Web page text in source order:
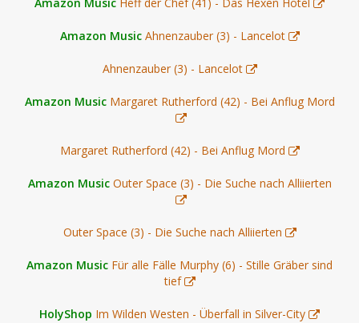
Amazon Music Ahnenzauber (3) - Lancelot
Ahnenzauber (3) - Lancelot
Amazon Music Margaret Rutherford (42) - Bei Anflug Mord
Margaret Rutherford (42) - Bei Anflug Mord
Amazon Music Outer Space (3) - Die Suche nach Alliierten
Outer Space (3) - Die Suche nach Alliierten
Amazon Music Für alle Fälle Murphy (6) - Stille Gräber sind
tief
HolyShop Im Wilden Westen - Überfall in Silver-City